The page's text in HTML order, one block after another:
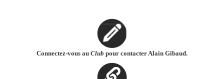
Connectez-vous au Club pour contacter Alain Gibaud.